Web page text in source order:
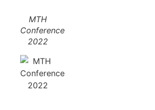
MTH
Conference
2022